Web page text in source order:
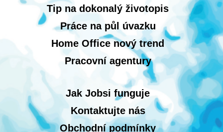
Tip na dokonalý životopis
Práce na půl úvazku
Home Office nový trend
Pracovní agentury
Jak Jobsi funguje
Kontaktujte nás
Obchodní podmínky